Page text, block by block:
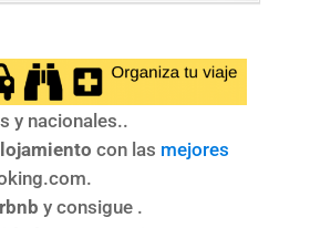
y nacionales..
con las mejores
y consigue .